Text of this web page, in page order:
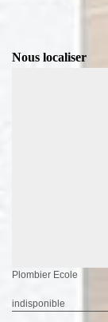
Nous localiser
Plombier Ecole
indisponible